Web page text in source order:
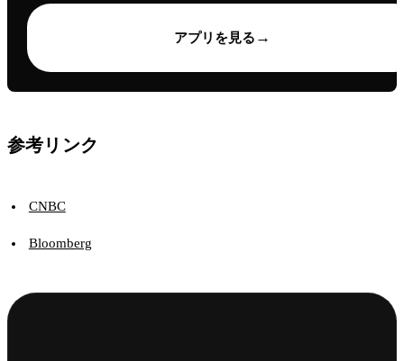
アプリを見る →
参考リンク
CNBC
Bloomberg